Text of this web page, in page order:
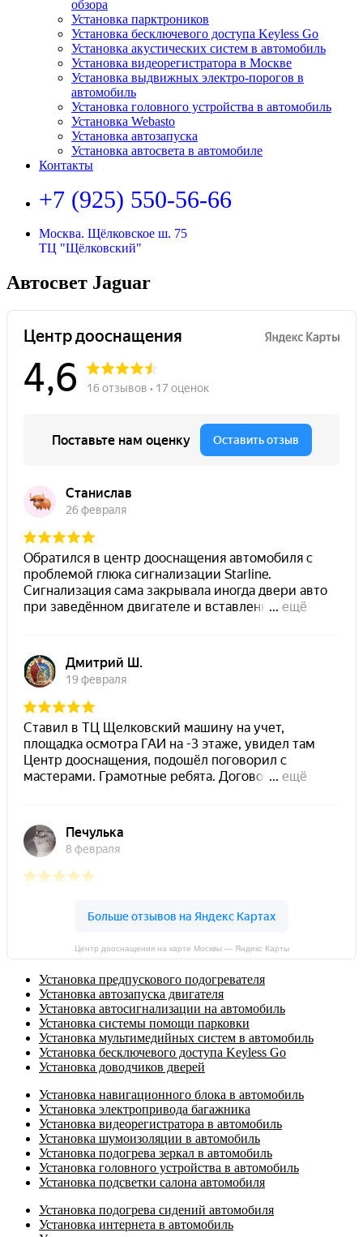
обзора
Установка парктроников
Установка бесключевого доступа Keyless Go
Установка акустических систем в автомобиль
Установка видеорегистратора в Москве
Установка выдвижных электро-порогов в
автомобиль
Установка головного устройства в автомобиль
Установка Webasto
Установка автозапуска
Установка автосвета в автомобиле
Контакты
+7 (925) 550-56-66
Москва. Щёлковское ш. 75
ТЦ "Щёлковский"
Автосвет Jaguar
Центр дооснащения на карте Москвы — Яндекс Карты
Установка предпускового подогревателя
Установка автозапуска двигателя
Установка автосигнализации на автомобиль
Установка системы помощи парковки
Установка мультимедийных систем в автомобиль
Установка бесключевого доступа Keyless Go
Установка доводчиков дверей
Установка навигационного блока в автомобиль
Установка электропривода багажника
Установка видеорегистратора в автомобиль
Установка шумоизоляции в автомобиль
Установка подогрева зеркал в автомобиль
Установка головного устройства в автомобиль
Установка подсветки салона автомобиля
Установка подогрева сидений автомобиля
Установка интернета в автомобиль